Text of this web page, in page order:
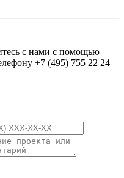
с нами с помощью
+7 (495) 755 22 24